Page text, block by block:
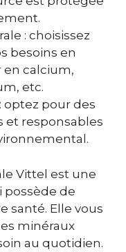
: choisissez
besoins en
en calcium,
etc.
pour des
et responsables
Vittel est une
possède de
santé. Elle vous
minéraux
au quotidien.